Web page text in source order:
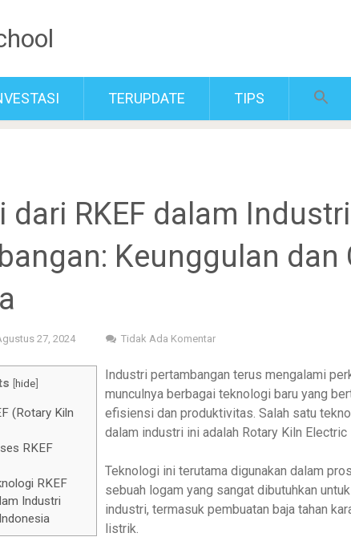
TERUPDATE TIPS
dari RKEF dalam Industri
Keunggulan dan
27, 2024 Tidak Ada Komentar
[hide]
(Rotary Kiln
RKEF
RKEF
Industri
Industri pertambangan terus mengalami
munculnya berbagai teknologi baru yang
efisiensi dan produktivitas. Salah satu
dalam industri ini adalah Rotary Kiln Electric
Teknologi ini terutama digunakan dalam
sebuah logam yang sangat dibutuhkan
industri, termasuk pembuatan baja tahan
listrik.